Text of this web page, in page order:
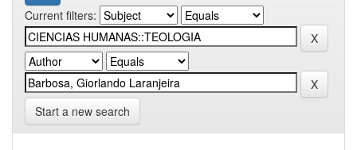
Current filters:
Start a new search